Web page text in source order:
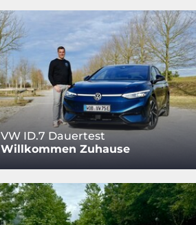
VW ID.7 Dauertest
Willkommen Zuhause